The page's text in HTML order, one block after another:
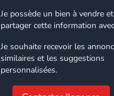
Je possède un bien à vendre
partager cette information
Je souhaite recevoir les
similaires et les suggestions
personnalisées.